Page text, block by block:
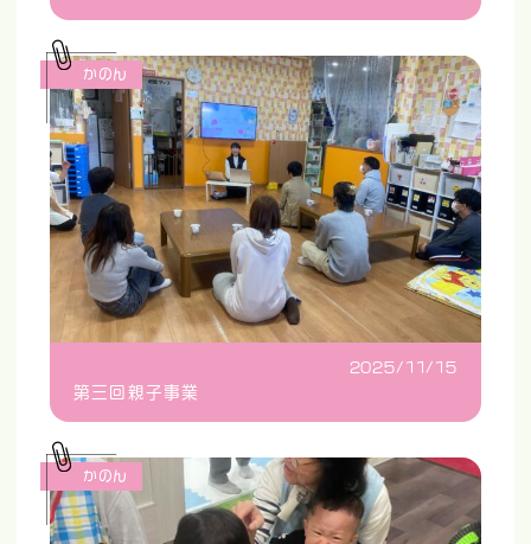
2025/11/15
第三回親子事業
かのん
かのん